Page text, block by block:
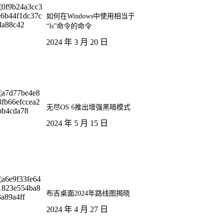
如何在Windows中使用相当于
“ls”命令的命令
2024 年 3 月 20 日
无尽OS 6推出增强黑暗模式
2024 年 5 月 15 日
布吉桌面2024年路线图揭晓
2024 年 4 月 27 日